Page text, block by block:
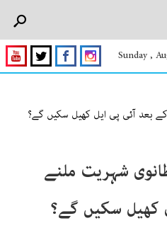
Sunday ,
بعد آئی پی ایل کھیل سکیں گے؟
شہریت ملنے
کھیل سکیں گے؟